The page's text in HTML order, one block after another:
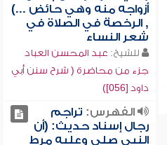
أزواجه منه وهي حائض ...)
, الرخصة في الصلاة في
شعر النساء
للشيخ: عبد المحسن العباد
جزء من محاضرة ( شرح سنن أبي
داود [056])
الفهرس: تراجم
رجال إسناد حديث: (أن
النبي صلى وعليه مرط